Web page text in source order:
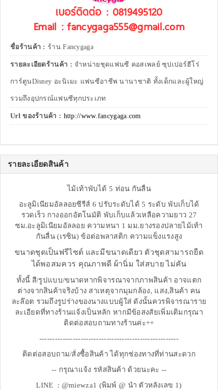
เบอร์ติดต่อ : 0819495120
Email : fancygaga555@gmail.com
ชื่อร้านค้า : ร้าน Fancygaga
รายละเอียดร้านค้า : จำหน่ายชุดแฟนซี คอสเพลย์ ซุปเปอร์ฮีโร่
การ์ตูนDisney อะนิเมะ แฟนซีอาชีพ นานาชาติ ทั้งเด็กและผู้ใหญ่
รวมถึงอุปกรณ์แฟนซีทุกประเภท
Url ของร้านค้า : http://www.fancygaga.com
รายละเอียดสินค้า
ไม้เท้าพับได้ 5 ท่อน กันลื่น
อะลูมิเนียมอัลลอยซีรีส์ 6 ปรับระดับได้ 5 ระดับ พับเก็บได้
รวดเร็ว กางออกอัตโนมัติ พับเก็บแล้วเหลือความยาว 27
ซม.อะลูมิเนียมอัลลอย ความหนา 1 มม.ยางรองปลายไม้เท้า
กันลื่น (เรซิน) ข้อต่อพลาสติก ความแข็งแรงสูง
ขนาดชุดเป็นฟรีไซต์ และมีขนาดเดียว ตัวชุดสามารถยืด
ได้พอสมควร คุณภาพดี ผ้านิ่ม ใส่สบาย ไม่คัน
ทั้งนี้ สี/รูปแบบ/ขนาดหากพิจารณาจากภาพสินค้า อาจแตก
ต่างจากสินค้าจริงบ้าง สาเหตุจากมุมกล้อง, แสง,สินค้า คน
ละล๊อต รวมถึงรูปร่างของนางแบบผู้ใส่ ดังนั้นควรพิจารณาราย
ละเอียดที่ทางร้านแจ้งเป็นหลัก หากมีข้อสงสัยเพิ่มเติมกรุณา
ติดต่อสอบถามทางร้านค่ะ++
------------------------------------------------------
ติดต่อสอบถาม/สั่งซื้อสินค้า ได้ทุกช่องทางที่ท่านสะดวก
-- กรุณาแจ้ง รหัสสินค้า ด้วยนะคะ --
LINE : @miewza1 (พิมพ์ @ นำ ตัวหลังเลข 1)